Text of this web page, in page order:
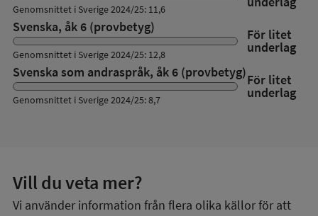
Genomsnittet i Sverige 2024/25: 11,6
Svenska, åk 6 (provbetyg) För litet
underlag
Genomsnittet i Sverige 2024/25: 12,8
Svenska som andraspråk, åk 6 (provbetyg)För litet
underlag
Genomsnittet i Sverige 2024/25: 8,7
Vill du veta mer?
Vi använder information från flera olika källor för att